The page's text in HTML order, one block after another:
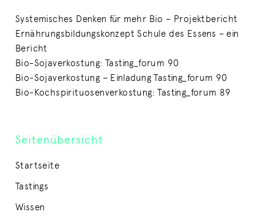
Systemisches Denken für mehr Bio – Projektbericht
Ernährungsbildungskonzept Schule des Essens – ein
Bericht
Bio-Sojaverkostung: Tasting_forum 90
Bio-Sojaverkostung – Einladung Tasting_forum 90
Bio-Kochspirituosenverkostung: Tasting_forum 89
Seitenübersicht
Startseite
Tastings
Wissen